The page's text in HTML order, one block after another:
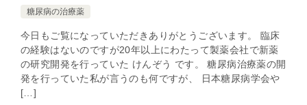
糖尿病の治療薬
今日もご覧になっていただきありがとうございます。 臨床
の経験はないのですが20年以上にわたって製薬会社で新薬
の研究開発を行っていた けんぞう です。 糖尿病治療薬の開
発を行っていた私が言うのも何ですが、 日本糖尿病学会や
[…]